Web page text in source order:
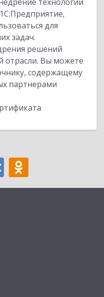
для
задач.
решений
отрасли. Вы можете
содержащему
партнерами